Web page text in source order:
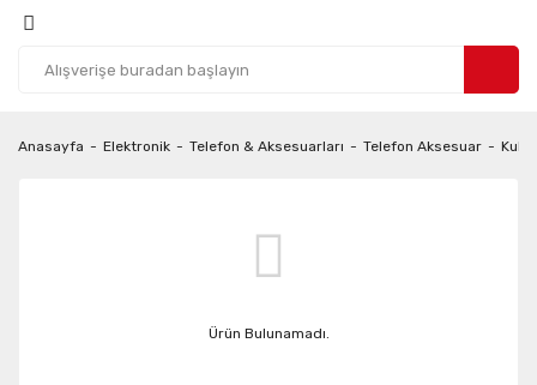
Anasayfa Elektronik Telefon & Aksesuarları Telefon Aksesuar
Ürün Bulunamadı.